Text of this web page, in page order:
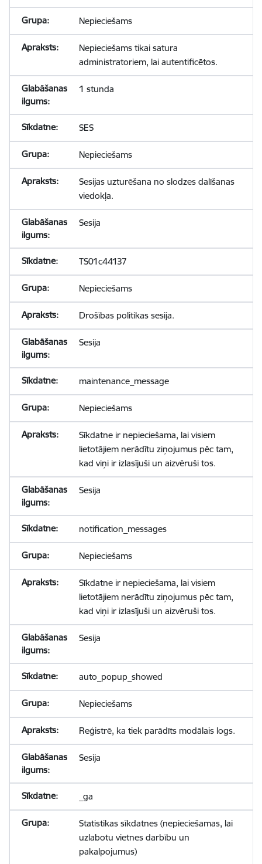
Nepieciešams
Nepieciešams tikai satura
administratoriem, lai autentificētos.
1 stunda
SES
Nepieciešams
Sesijas uzturēšana no slodzes dalīšanas
viedokļa.
Sesija
TS01c44137
Nepieciešams
Drošības politikas sesija.
Sesija
maintenance_message
Nepieciešams
Sīkdatne ir nepieciešama, lai visiem
lietotājiem nerādītu ziņojumus pēc tam,
kad viņi ir izlasījuši un aizvēruši tos.
Sesija
notification_messages
Nepieciešams
Sīkdatne ir nepieciešama, lai visiem
lietotājiem nerādītu ziņojumus pēc tam,
kad viņi ir izlasījuši un aizvēruši tos.
Sesija
auto_popup_showed
Nepieciešams
Reģistrē, ka tiek parādīts modālais logs.
Sesija
_ga
Statistikas sīkdatnes (nepieciešamas, lai
uzlabotu vietnes darbību un
pakalpojumus)